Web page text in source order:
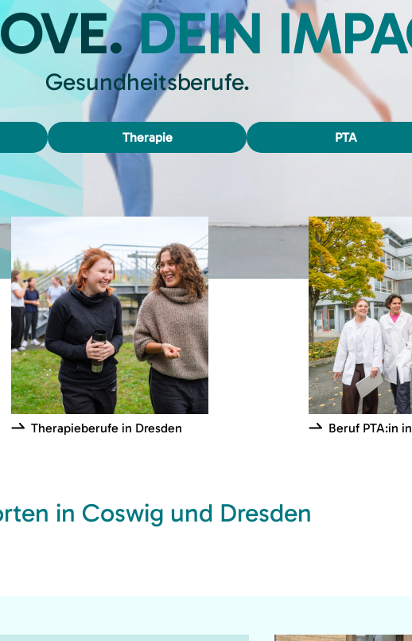
DEIN
Gesundheitsberufe.
Therapie PTA
Therapieberufe in Dresden Beruf PTA:in
in Coswig und Dresden